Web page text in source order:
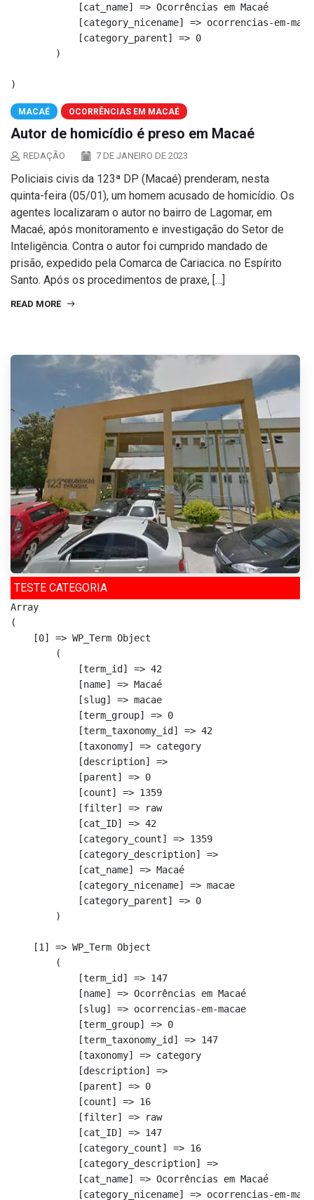
            [cat_name] => Ocorrências em Macaé
[category_nicename] => ocorrencias-em-
            [category_parent] => 0
        )
MACAÉ OCORRÊNCIAS EM MACAÉ
Autor de homicídio é preso em Macaé
REDAÇÃO 7 DE JANEIRO DE 2023
Policiais civis da 123ª DP (Macaé) prenderam, nesta
quinta-feira (05/01), um homem acusado de homicídio. Os
agentes localizaram o autor no bairro de Lagomar, em
Macaé, após monitoramento e investigação do Setor de
Inteligência. Contra o autor foi cumprido mandado de
prisão, expedido pela Comarca de Cariacica. no Espírito
Santo. Após os procedimentos de praxe, […]
READ MORE
TESTE CATEGORIA
Array
(
    [0] => WP_Term Object
        (
            [term_id] => 42
            [name] => Macaé
            [slug] => macae
            [term_group] => 0
            [term_taxonomy_id] => 42
            [taxonomy] => category
            [description] =>
            [parent] => 0
            [count] => 1359
            [filter] => raw
            [cat_ID] => 42
            [category_count] => 1359
            [category_description] =>
            [cat_name] => Macaé
            [category_nicename] => macae
            [category_parent] => 0
        )
    [1] => WP_Term Object
        (
            [term_id] => 147
            [name] => Ocorrências em Macaé
            [slug] => ocorrencias-em-macae
            [term_group] => 0
            [term_taxonomy_id] => 147
            [taxonomy] => category
            [description] =>
            [parent] => 0
            [count] => 16
            [filter] => raw
            [cat_ID] => 147
            [category_count] => 16
            [category_description] =>
            [cat_name] => Ocorrências em Macaé
[category_nicename] => ocorrencias-em-